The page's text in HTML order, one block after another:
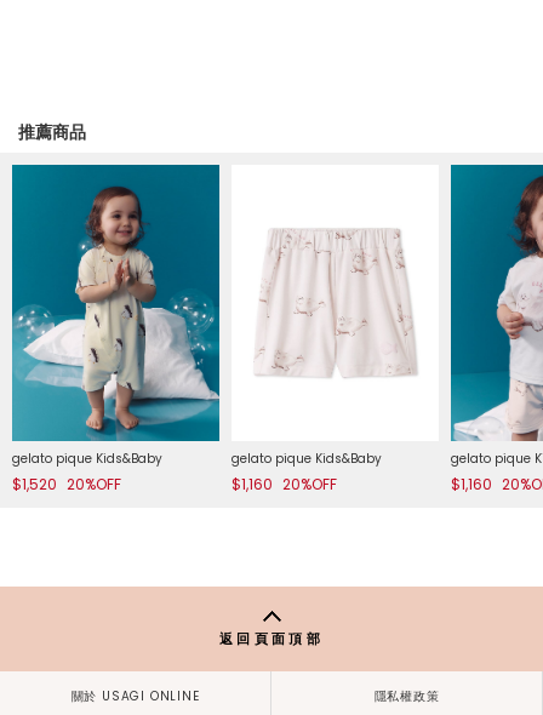
推薦商品
gelato pique Kids&Baby
$1,520 20%OFF
gelato pique Kids&Baby
$1,160 20%OFF
gelato pique
$1,160
返回頁面頂部
關於 USAGI ONLINE 隱私權政策